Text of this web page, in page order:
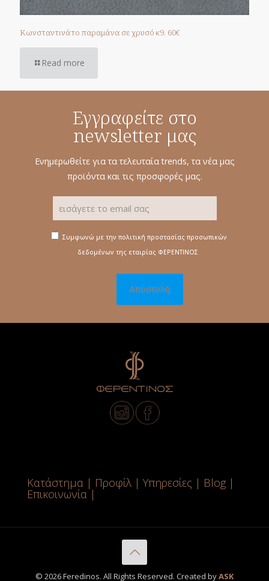
Κωνσταντινάτο παραμάνα σε χρυσό κ9. 60€
Read more
Εγγραφείτε στο
newsletter μας
Ενημερωθείτε για τα τελευταία trends, τα νέα μας
προϊόντα και τις προσφορές μας.
Συμφωνώ με την πολιτική προστασίας προσωπικών
δεδομένων της εταιρίας ΦΕΡΕΝΤΙΝΟΣ
Κατάστημα | Προφίλ | Υπηρεσίες | Blog |
Επικοινωνία |
© 2026 Feredinos. All Rights Reserved. Created byASK